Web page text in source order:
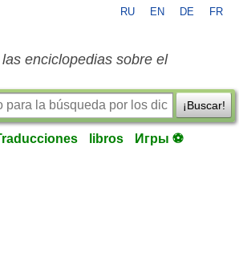
RU EN DE FR
enciclopedias sobre el
¡Buscar!
libros Игры ⚽